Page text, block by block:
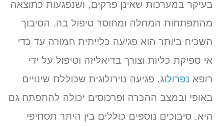
זימון תור אונליין
לד”ר גיל בורנשטיין
ב-3 שלבים קצרים
(לא נדרש כרטיס אשראי)
מועדים פנויים. לחצו לבחירת
שעה
בעיקר במערכות שאינן פרקים, ושנפגעות כתוצאה
מהתפתחות המחלה ומחוסר טיפול בה. הסיבוך
השכיח ביותר הוא פגיעה כלייתית חמורה עד כדי
אי ספיקת כליות וצורך בדיאליזה וטיפול על ידי
רופא נפרולוג. פגיעה נוירולוגית שכוללת שינויים
באופי ובמצב ההכרה ופרכוסים יכולה להתפתח גם
היא. סיבוכים נוספים כוללים בין היתר תסחיפי